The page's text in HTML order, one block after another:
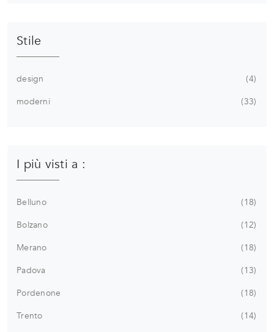
Stile
design
4
moderni
33
I più visti a :
Belluno
18
Bolzano
12
Merano
18
Padova
13
Pordenone
18
Trento
14